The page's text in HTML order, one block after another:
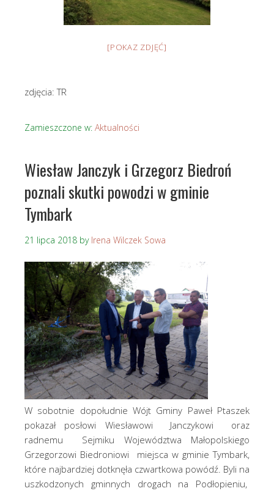
[POKAZ ZDJĘĆ]
zdjęcia: TR
Zamieszczone w: Aktualności
Wiesław Janczyk i Grzegorz Biedroń
poznali skutki powodzi w gminie
Tymbark
21 lipca 2018 by Irena Wilczek Sowa
W sobotnie dopołudnie Wójt Gminy Paweł Ptaszek
pokazał posłowi Wiesławowi Janczykowi oraz
radnemu Sejmiku Województwa Małopolskiego
Grzegorzowi Biedroniowi miejsca w gminie Tymbark,
które najbardziej dotknęła czwartkowa powódź. Byli na
uszkodzonych gminnych drogach na Podłopieniu,